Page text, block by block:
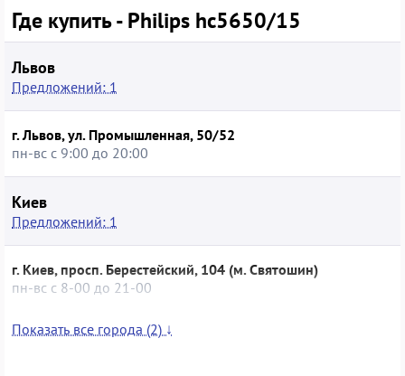
для гигиеничного ухода. Покупка модели б/у дает
возможность получить функциональное устройство Philips
по более доступной цене, при этом сервисный магазин
обычно проводит проверку работоспособности и
состояния лезвий, что помогает сохранить баланс между
экономией и надежностью техники. Триммер Philips
опрятный внешний вид без обязательных визитов в
парикмахерскую, ценит понятное управление и стабильный
результат стрижки.
Где купить - Philips hc5650/15
Львов
Предложений: 1
г. Львов, ул. Промышленная, 50/52
пн-вс с 9:00 до 20:00
Киев
Предложений: 1
г. Киев, просп. Берестейский, 104 (м. Святошин)
пн-вс с 8-00 до 21-00
Показать все города (2) ↓